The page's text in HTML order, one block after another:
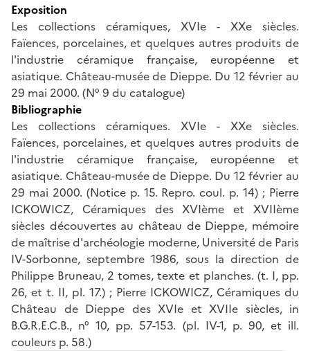
Exposition
Les collections céramiques, XVIe - XXe siècles.
Faïences, porcelaines, et quelques autres produits de
l'industrie céramique française, européenne et
asiatique. Château-musée de Dieppe. Du 12 février au
29 mai 2000. (N° 9 du catalogue)
Bibliographie
Les collections céramiques. XVIe - XXe siècles.
Faïences, porcelaines, et quelques autres produits de
l'industrie céramique française, européenne et
asiatique. Château-musée de Dieppe. Du 12 février au
29 mai 2000. (Notice p. 15. Repro. coul. p. 14) ; Pierre
ICKOWICZ, Céramiques des XVIème et XVIIème
siècles découvertes au château de Dieppe, mémoire
de maîtrise d'archéologie moderne, Université de Paris
IV-Sorbonne, septembre 1986, sous la direction de
Philippe Bruneau, 2 tomes, texte et planches. (t. I, pp.
26, et t. II, pl. 17.) ; Pierre ICKOWICZ, Céramiques du
Château de Dieppe des XVIe et XVIIe siècles, in
B.G.R.E.C.B., n° 10, pp. 57-153. (pl. IV-1, p. 90, et ill.
couleurs p. 58.)